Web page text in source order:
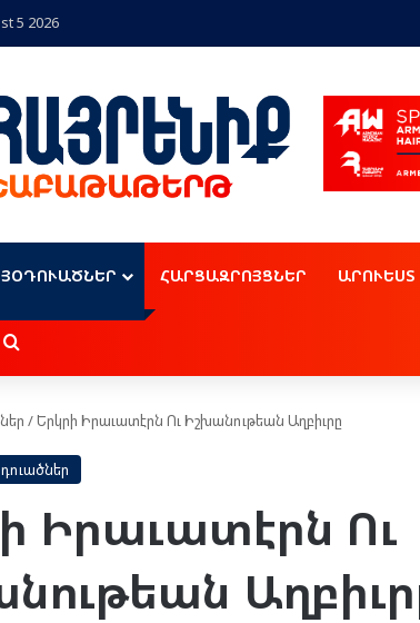
5 2026
ՅՕԴՈՒԱԾՆԵՐ ՀԱՐՑԱԶՐՈՅՑՆԵՐ
skin
Որոնել
/Երկրի Իրաւատէրն Ու Իշխանութեան Աղբիւրը
Իրաւատէրն Ու